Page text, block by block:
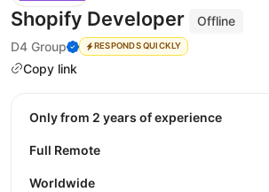
Shopify Developer
Offline
D4 Group
RESPONDS QUICKLY
Copy link
Only from 2 years of experience
Full Remote
Worldwide